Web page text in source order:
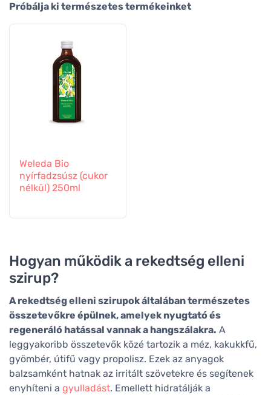
Próbálja ki természetes termékeinket
Weleda Bio
nyírfadzsúsz (cukor
nélkül) 250ml
Hogyan működik a rekedtség elleni
szirup?
A rekedtség elleni szirupok általában természetes
összetevőkre épülnek, amelyek nyugtató és
regeneráló hatással vannak a hangszálakra. A
leggyakoribb összetevők közé tartozik a méz, kakukkfű,
gyömbér, útifű vagy propolisz. Ezek az anyagok
balzsamként hatnak az irritált szövetekre és segítenek
enyhíteni a gyulladást. Emellett hidratálják a